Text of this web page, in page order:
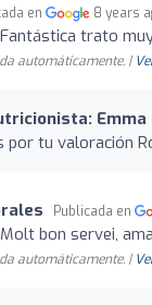
en 8 years
Fantástica trato
automáticamente. |
Emma
por tu valoración
Publicada en
Molt bon servei,
automáticamente. |